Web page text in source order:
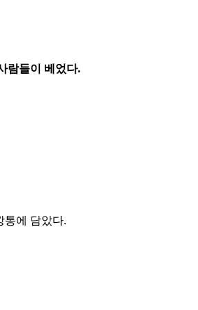
람들이 베었다.
통에 담았다.